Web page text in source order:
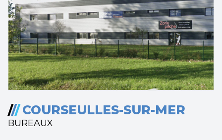
/// COURSEULLES-SUR-MER
BUREAUX